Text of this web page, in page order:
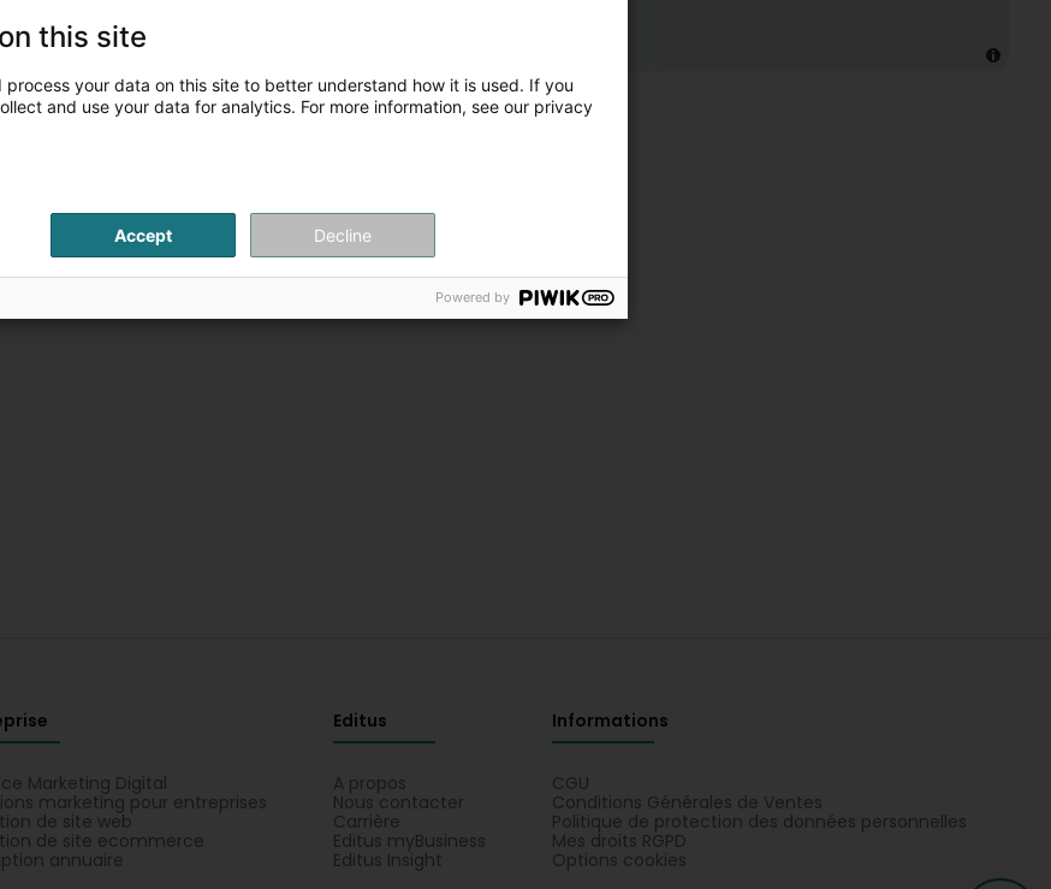
Marketing Digital
marketing pour entreprises
de site web
de site ecommerce
annuaire
Editus
A propos
Nous contacter
Carrière
Editus myBusiness
Editus Insight
Informations
CGU
Conditions Générales de Ventes
Politique de protection des données personnelles
Mes droits RGPD
Options cookies
this site
process your data on this site to better understand how it is used. If you
and use your data for analytics. For more information, see our privacy
Accept Decline
Powered by